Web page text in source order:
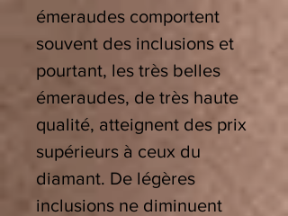
émeraudes comportent
souvent des inclusions et
pourtant, les très belles
émeraudes, de très haute
qualité, atteignent des prix
supérieurs à ceux du
diamant. De légères
inclusions ne diminuent